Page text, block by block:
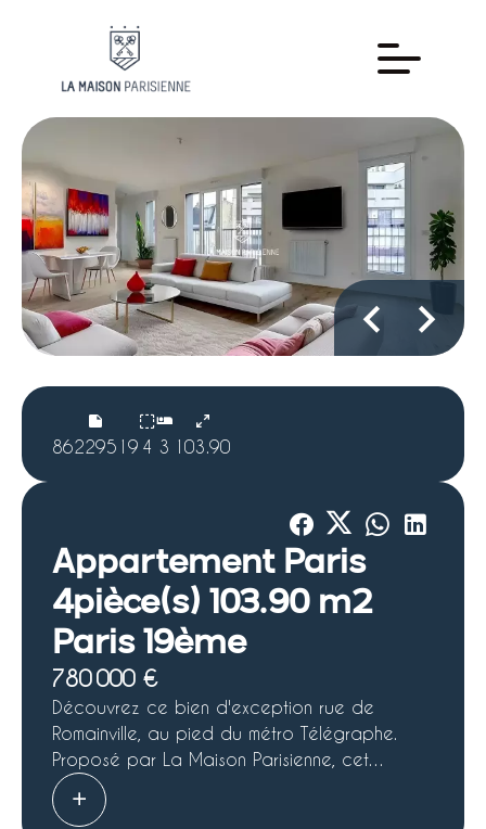
86229519 4 3 103.90
Appartement Paris
4pièce(s) 103.90 m2
Paris 19ème
780 000 €
Découvrez ce bien d'exception rue de
Romainville, au pied du métro Télégraphe.
Proposé par La Maison Parisienne, cet
appartement 4 pièces se situe au 5ème et
dernier étage d'un immeuble entièrement